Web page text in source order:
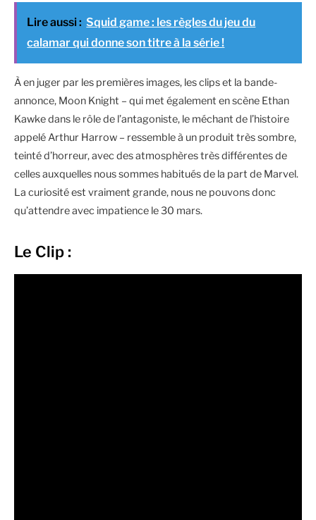
Lire aussi : Squid game : les règles du jeu du
calamar qui donne son titre à la série !
À en juger par les premières images, les clips et la bande-
annonce, Moon Knight – qui met également en scène Ethan
Kawke dans le rôle de l’antagoniste, le méchant de l’histoire
appelé Arthur Harrow – ressemble à un produit très sombre,
teinté d’horreur, avec des atmosphères très différentes de
celles auxquelles nous sommes habitués de la part de Marvel.
La curiosité est vraiment grande, nous ne pouvons donc
qu’attendre avec impatience le 30 mars.
Le Clip :